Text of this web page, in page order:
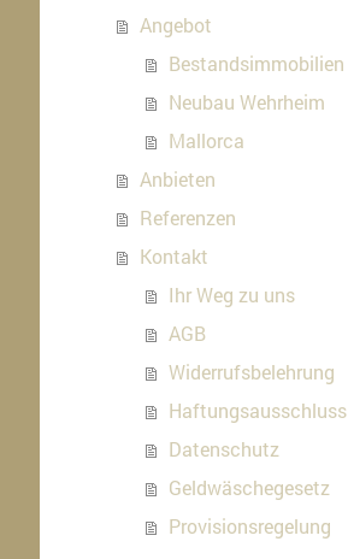
Angebot
Bestandsimmobilien
Neubau Wehrheim
Mallorca
Anbieten
Referenzen
Kontakt
Ihr Weg zu uns
AGB
Widerrufsbelehrung
Haftungsausschluss
Datenschutz
Geldwäschegesetz
Provisionsregelung